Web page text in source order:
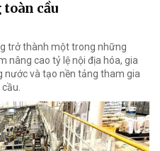
cầu
trở thành một trong những
nâng cao tỷ lệ nội địa hóa, gia
nước và tạo nền tảng tham gia